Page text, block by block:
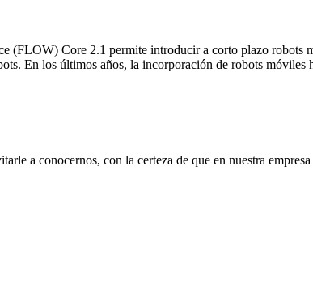
(FLOW) Core 2.1 permite introducir a corto plazo robots
En los últimos años, la incorporación de robots
a conocernos, con la certeza de que en nuestra